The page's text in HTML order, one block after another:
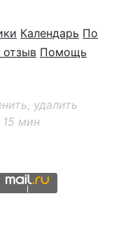
Календарь По
отзыв Помощь
удалить
мин